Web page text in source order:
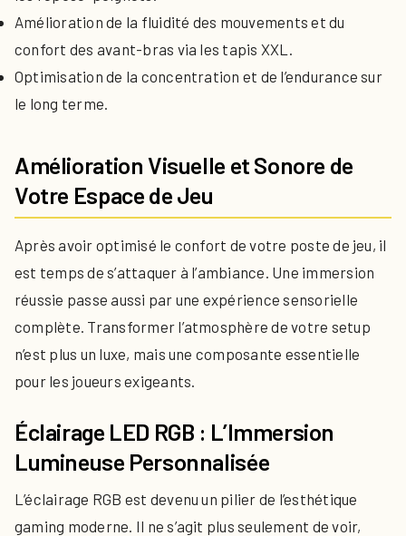
Amélioration de la fluidité des mouvements et du
confort des avant-bras via les tapis XXL.
Optimisation de la concentration et de l’endurance sur
le long terme.
Amélioration Visuelle et Sonore de
Votre Espace de Jeu
Après avoir optimisé le confort de votre poste de jeu, il
est temps de s’attaquer à l’ambiance. Une immersion
réussie passe aussi par une expérience sensorielle
complète. Transformer l’atmosphère de votre setup
n’est plus un luxe, mais une composante essentielle
pour les joueurs exigeants.
Éclairage LED RGB : L’Immersion
Lumineuse Personnalisée
L’éclairage RGB est devenu un pilier de l’esthétique
gaming moderne. Il ne s’agit plus seulement de voir,